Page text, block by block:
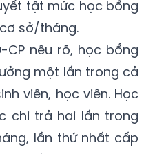
nghèo học trong các
nghiệp dành cho
tật mức học bổng
sở/tháng.
CP nêu rõ, học bổng
một lần trong cả
viên, học viên. Học